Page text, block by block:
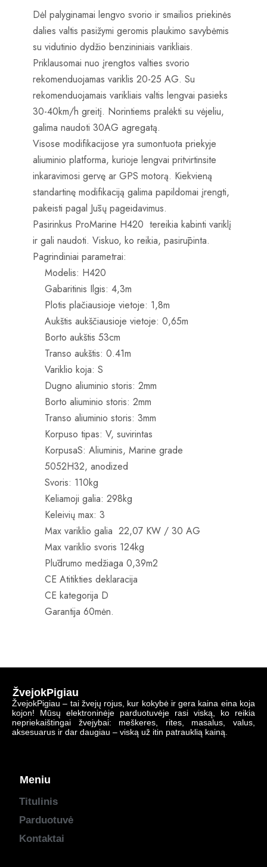
Dėl palyginamai lengvo svorio ir smailios priekinės
dalies valtis pasižymi geromis plaukimo savybėmis
su vidutinio dydžio benzininiais varikliais.
Priklausomai nuo įrengtos valties svorio
rekomenduojamas variklis 20-25 AG. Su
rekomenduojamais varikliais valtis lengvai pasieks
30-40km/h greitį. Norintiems pralėkti su vėjeliu,
galima naudoti 30AG agregatą.
Visose modifikacijose yra sumontuota priekyje
aliuminio platforma, kurioje lengvai pritvirtinsite
inkaravimosi gervę ar GPS motorą. Kiekvieną
standartinę modifikaciją galima papildomai įrengti,
pakeisti pagal Jūsų pageidavimus.
Pasirinkus ProMarine H420 tereikia kabinti variklį
ir gali naudoti. Viskuo, ko reikia, pasirūpinta.
Pagrindiniai parametrai:
Modelis: H420
Gabaritinis Ilgis: 4,3m
Plotis plačiausioje vietoje: 1,8m
Aukštis aukščiausioje vietoje: 0,65m
Borto aukštis 53cm
Transo aukštis: 0.41m
Variklio koja: S
Dugno aliuminio storis: 2mm
Borto aliuminio storis: 2mm
Transo aliuminio storis: 3mm
Korpuso tipas: V, suvirintas
KorpusaS: Aliuminis, Marine grade
5052H32, anodized
Svoris: 110kg
Keliamoji galia: 298kg
Keleivių max: 3
Max variklio galia 22,07 KW / 30 AG
Max variklio svoris 124kg
Plūdrumo medžiaga 0,39m2
CE Atitikties deklaracija
CE kategorija D
Garantija 60mėn.
ŽvejokPigiau
ŽvejokPigiau – tai žvejų rojus, kur kokybė ir gera kaina eina koja
kojon! Mūsų elektroninėje parduotuvėje rasi viską, ko reikia
nepriekaištingai žvejybai: meškeres, rites, masalus, valus,
aksesuarus ir dar daugiau – viską už itin patrauklią kainą.
Meniu
Titulinis
Parduotuvė
Kontaktai